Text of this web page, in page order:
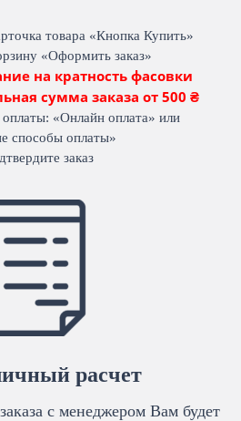
товара «Кнопка Купить»
«Оформить заказ»
на кратность фасовки
сумма заказа от 500 ₴
«Онлайн оплата» или
способы оплаты»
заказ
расчет
с менеджером Вам будет